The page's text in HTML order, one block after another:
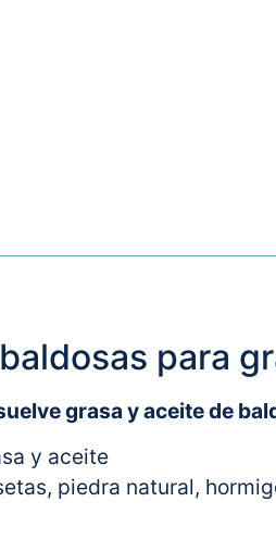
para
grasa y aceite de
y aceite
piedra natural,